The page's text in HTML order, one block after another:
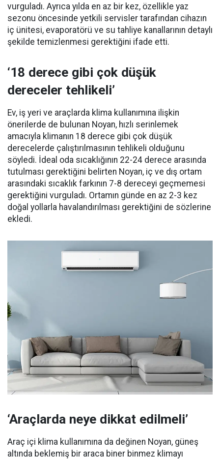
vurguladı. Ayrıca yılda en az bir kez, özellikle yaz
sezonu öncesinde yetkili servisler tarafından cihazın
iç ünitesi, evaporatörü ve su tahliye kanallarının detaylı
şekilde temizlenmesi gerektiğini ifade etti.
‘18 derece gibi çok düşük
dereceler tehlikeli’
Ev, iş yeri ve araçlarda klima kullanımına ilişkin
önerilerde de bulunan Noyan, hızlı serinlemek
amacıyla klimanın 18 derece gibi çok düşük
derecelerde çalıştırılmasının tehlikeli olduğunu
söyledi. İdeal oda sıcaklığının 22-24 derece arasında
tutulması gerektiğini belirten Noyan, iç ve dış ortam
arasındaki sıcaklık farkının 7-8 dereceyi geçmemesi
gerektiğini vurguladı. Ortamın günde en az 2-3 kez
doğal yollarla havalandırılması gerektiğini de sözlerine
ekledi.
‘Araçlarda neye dikkat edilmeli’
Araç içi klima kullanımına da değinen Noyan, güneş
altında beklemiş bir araca biner binmez klimayı